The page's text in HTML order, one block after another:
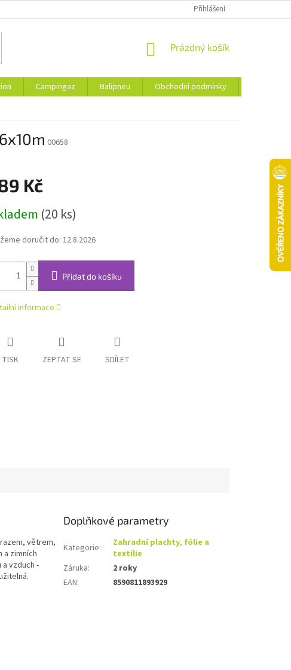
Přihlášení
NÁKUPNÍ
Prázdný košík
Campingaz Balipneu Obchodní podmínky
00658
Kč
(20 ks)
doručit do:12.8.2026
Přidat do košíku
informace
TISK ZEPTAT SE SDÍLET
větrem,
zimních
vzduch -
Doplňkové parametry
Kategorie:
Zahradní plachty, fólie a
textilie
Záruka:
2 roky
EAN: 8590811893929